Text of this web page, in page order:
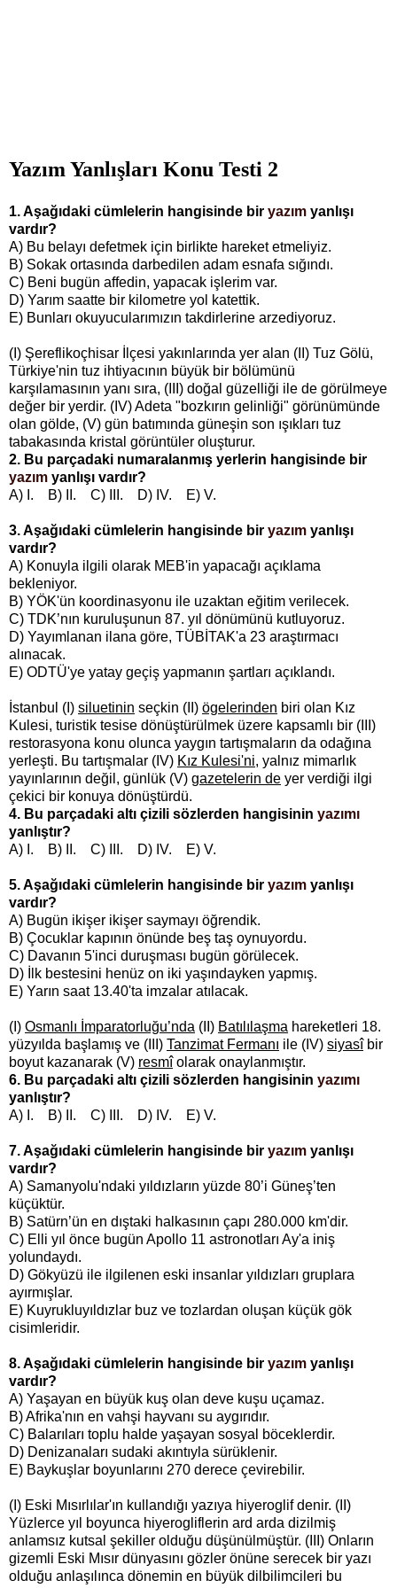
Yazım Yanlışları Konu Testi 2
1. Aşağıdaki cümlelerin hangisinde bir yazım yanlışı
vardır?
A) Bu belayı defetmek için birlikte hareket etmeliyiz.
B) Sokak ortasında darbedilen adam esnafa sığındı.
C) Beni bugün affedin, yapacak işlerim var.
D) Yarım saatte bir kilometre yol katettik.
E) Bunları okuyucularımızın takdirlerine arzediyoruz.
(I) Şereflikoçhisar İlçesi yakınlarında yer alan (II) Tuz Gölü,
Türkiye'nin tuz ihtiyacının büyük bir bölümünü
karşılamasının yanı sıra, (III) doğal güzelliği ile de görülmeye
değer bir yerdir. (IV) Adeta "bozkırın gelinliği" görünümünde
olan gölde, (V) gün batımında güneşin son ışıkları tuz
tabakasında kristal görüntüler oluşturur.
2. Bu parçadaki numaralanmış yerlerin hangisinde bir
yazım yanlışı vardır?
A) I. B) II. C) III. D) IV. E) V.
3. Aşağıdaki cümlelerin hangisinde bir yazım yanlışı
vardır?
A) Konuyla ilgili olarak MEB'in yapacağı açıklama
bekleniyor.
B) YÖK'ün koordinasyonu ile uzaktan eğitim verilecek.
C) TDK’nın kuruluşunun 87. yıl dönümünü kutluyoruz.
D) Yayımlanan ilana göre, TÜBİTAK'a 23 araştırmacı
alınacak.
E) ODTÜ'ye yatay geçiş yapmanın şartları açıklandı.
İstanbul (I) siluetinin seçkin (II) ögelerinden biri olan Kız
Kulesi, turistik tesise dönüştürülmek üzere kapsamlı bir (III)
restorasyona konu olunca yaygın tartışmaların da odağına
yerleşti. Bu tartışmalar (IV) Kız Kulesi'ni, yalnız mimarlık
yayınlarının değil, günlük (V) gazetelerin de yer verdiği ilgi
çekici bir konuya dönüştürdü.
4. Bu parçadaki altı çizili sözlerden hangisinin yazımı
yanlıştır?
A) I. B) II. C) III. D) IV. E) V.
5. Aşağıdaki cümlelerin hangisinde bir yazım yanlışı
vardır?
A) Bugün ikişer ikişer saymayı öğrendik.
B) Çocuklar kapının önünde beş taş oynuyordu.
C) Davanın 5'inci duruşması bugün görülecek.
D) İlk bestesini henüz on iki yaşındayken yapmış.
E) Yarın saat 13.40'ta imzalar atılacak.
(I) Osmanlı İmparatorluğu’nda (II) Batılılaşma hareketleri 18.
yüzyılda başlamış ve (III) Tanzimat Fermanı ile (IV) siyasîbir
boyut kazanarak (V) resmîolarak onaylanmıştır.
6. Bu parçadaki altı çizili sözlerden hangisinin yazımı
yanlıştır?
A) I. B) II. C) III. D) IV. E) V.
7. Aşağıdaki cümlelerin hangisinde bir yazım yanlışı
vardır?
A) Samanyolu'ndaki yıldızların yüzde 80’i Güneş’ten
küçüktür.
B) Satürn’ün en dıştaki halkasının çapı 280.000 km'dir.
C) Elli yıl önce bugün Apollo 11 astronotları Ay'a iniş
yolundaydı.
D) Gökyüzü ile ilgilenen eski insanlar yıldızları gruplara
ayırmışlar.
E) Kuyrukluyıldızlar buz ve tozlardan oluşan küçük gök
cisimleridir.
8. Aşağıdaki cümlelerin hangisinde bir yazım yanlışı
vardır?
A) Yaşayan en büyük kuş olan deve kuşu uçamaz.
B) Afrika'nın en vahşi hayvanı su aygırıdır.
C) Balarıları toplu halde yaşayan sosyal böceklerdir.
D) Denizanaları sudaki akıntıyla sürüklenir.
E) Baykuşlar boyunlarını 270 derece çevirebilir.
(I) Eski Mısırlılar'ın kullandığı yazıya hiyeroglif denir. (II)
Yüzlerce yıl boyunca hiyerogliflerin ard arda dizilmiş
anlamsız kutsal şekiller olduğu düşünülmüştür. (III) Onların
gizemli Eski Mısır dünyasını gözler önüne serecek bir yazı
olduğu anlaşılınca dönemin en büyük dilbilimcileri bu